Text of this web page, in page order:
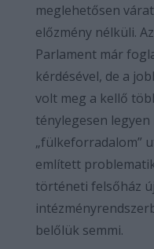
meglehetősen
előzmény nélküli.
Parlament már
kérdésével, de a
volt meg a kellő
ténylegesen legyen
„fülkeforradalom”
említett
történeti felsőház
belőlük semmi.